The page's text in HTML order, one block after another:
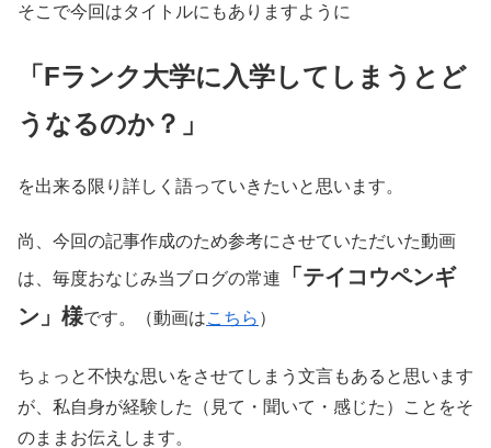
そこで今回はタイトルにもありますように
「Fランク大学に入学してしまうとど
うなるのか？」
を出来る限り詳しく語っていきたいと思います。
尚、今回の記事作成のため参考にさせていただいた動画
は、毎度おなじみ当ブログの常連
「テイコウペンギ
ン」様です。（動画はこちら ）
ちょっと不快な思いをさせてしまう文言もあると思います
が、私自身が経験した（見て・聞いて・感じた）ことをそ
のままお伝えします。